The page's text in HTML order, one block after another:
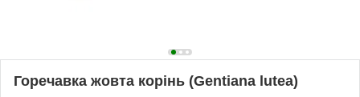
Горечавка жовта корінь (Gentiana lutea)